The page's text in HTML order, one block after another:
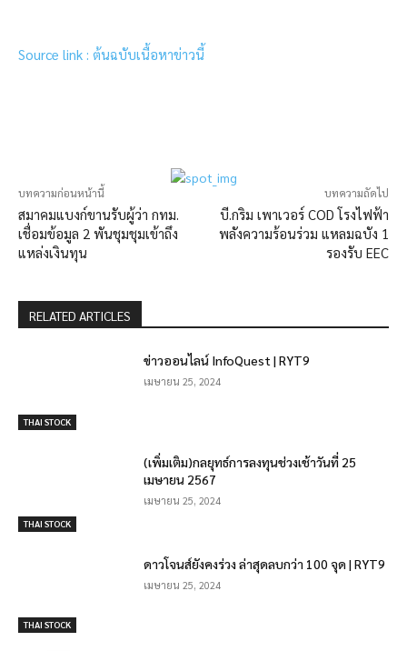
Source link : ต้นฉบับเนื้อหาข่าวนี้
บทความก่อนหน้านี้
สมาคมแบงก์ขานรับผู้ว่า กทม.
เชื่อมข้อมูล 2 พันชุมชุมเข้าถึง
แหล่งเงินทุน
บทความถัดไป
บี.กริม เพาเวอร์ COD โรงไฟฟ้า
พลังความร้อนร่วม แหลมฉบัง 1
รองรับ EEC
RELATED ARTICLES
THAI STOCK
ข่าวออนไลน์ InfoQuest | RYT9
เมษายน 25, 2024
THAI STOCK
(เพิ่มเติม)กลยุทธ์การลงทุนช่วงเช้าวันที่ 25
เมษายน 2567
เมษายน 25, 2024
THAI STOCK
ดาวโจนส์ยังคงร่วง ล่าสุดลบกว่า 100 จุด | RYT9
เมษายน 25, 2024